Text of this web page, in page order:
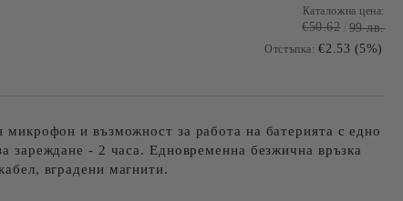
Каталожна цена:
€50.62 99 лв.
Отстъпка: €2.53 (5%)
микрофон и възможност за работа на батерията с едно
зареждане - 2 часа. Едновременна безжична връзка
вградени магнити.